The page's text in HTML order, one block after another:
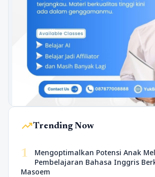
trending_upTrending Now
1
Mengoptimalkan Potensi Anak
Pembelajaran Bahasa Inggris
Masoem